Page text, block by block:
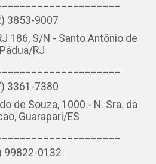
3853-9007
186, S/N - Santo Antônio de
Pádua/RJ
3361-7380
de Souza, 1000 - N. Sra. da
Guarapari/ES
99822-0132